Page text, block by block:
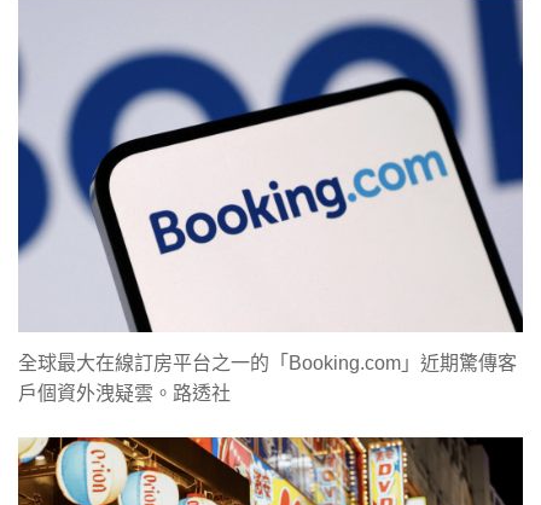
全球最大在線訂房平台之一的「Booking.com」近期驚傳客
戶個資外洩疑雲。路透社